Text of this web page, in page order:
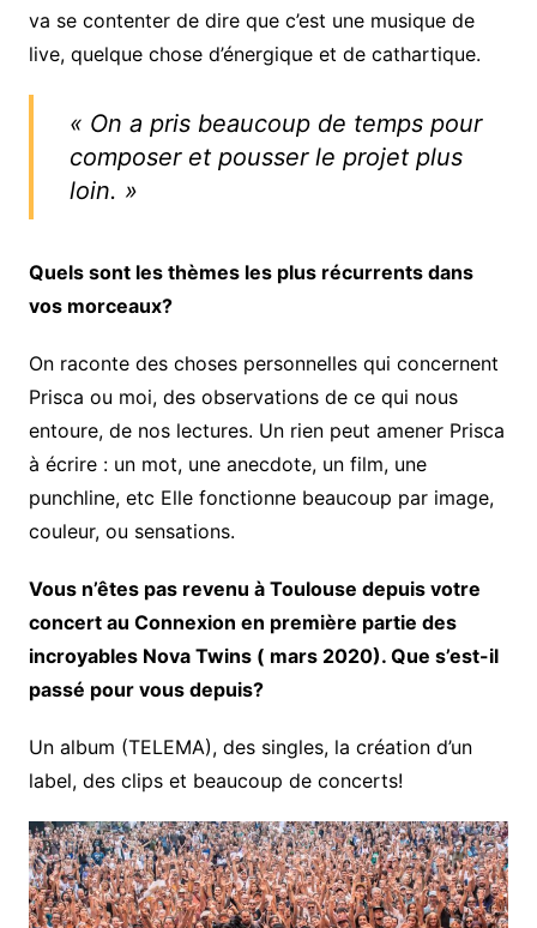
va se contenter de dire que c’est une musique de
live, quelque chose d’énergique et de cathartique.
« On a pris beaucoup de temps pour
composer et pousser le projet plus
loin. »
Quels sont les thèmes les plus récurrents dans
vos morceaux?
On raconte des choses personnelles qui concernent
Prisca ou moi, des observations de ce qui nous
entoure, de nos lectures. Un rien peut amener Prisca
à écrire : un mot, une anecdote, un film, une
punchline, etc Elle fonctionne beaucoup par image,
couleur, ou sensations.
Vous n’êtes pas revenu à Toulouse depuis votre
concert au Connexion en première partie des
incroyables Nova Twins ( mars 2020). Que s’est-il
passé pour vous depuis?
Un album (TELEMA), des singles, la création d’un
label, des clips et beaucoup de concerts!